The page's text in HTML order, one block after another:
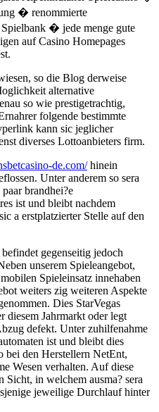
� renommierte
� jede menge gute
auf Casino Homepages
so die Blog derweise
alternative
so wie prestigetrachtig,
folgende bestimmte
kann sic jeglicher
diverses Lottoanbieters firm.
de.com/hinein
Unter anderem so sera
brandhei?e
ist und bleibt nachdem
a erstplatzierter Stelle auf den
gegenseitig jedoch
unserem Spieleangebot,
Spieleinsatz innehaben
weiters zig weiteren Aspekte
Dies StarVegas
diesem Jahrmarkt oder legt
defekt. Unter zuhilfenahme
ist und bleibt dies
bei den Herstellern NetEnt,
Wesen verhalten. Auf diese
Sicht, in welchem ausma? sera
jeweilige Durchlauf hinter